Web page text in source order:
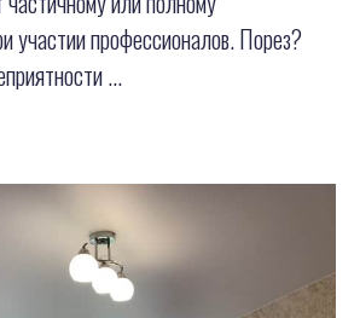
участии профессионалов. Порез?
...